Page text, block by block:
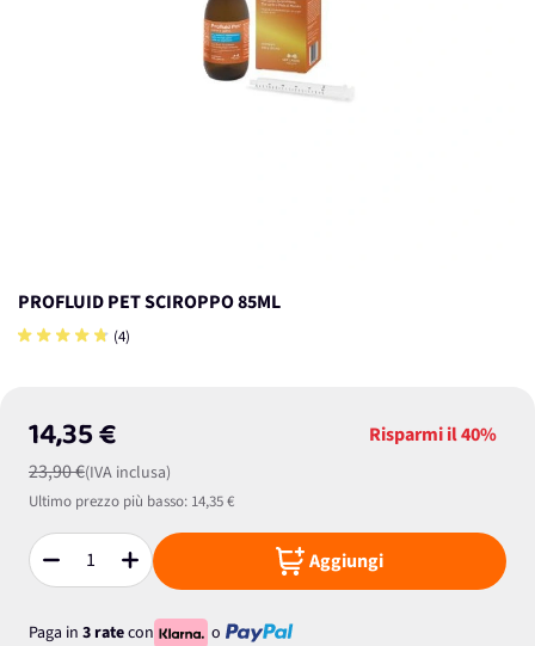
PROFLUID PET SCIROPPO 85ML
(4)
14,35 €
23,90 €(IVA inclusa)
Risparmi il40%
Ultimo prezzo più basso: 14,35 €
Quantità Aggiungi
Paga in 3 ratecon
o